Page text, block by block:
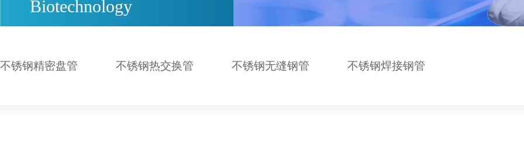
Biotechnology
不锈钢精密盘管 不锈钢热交换管 不锈钢无缝钢管 不锈钢焊接钢管